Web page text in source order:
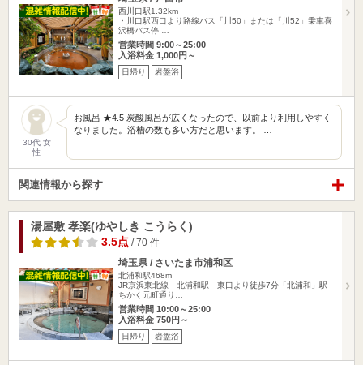
西川口駅1.32km
・川口駅西口より路線バス「川50」または「川52」乗車喜
沢橋バス停 …
営業時間 9:00～25:00
入浴料金 1,000円～
日帰り 岩盤浴
30代 女
性
お風呂 ★4.5 炭酸風呂が広くなったので、以前より利用しやすく
なりました。浴槽の数も多い方だと思います。 …
関連情報から探す
湯屋敷 孝楽(ゆやしき こうらく)
3.5点 / 70 件
埼玉県 / さいたま市浦和区
北浦和駅468m
JR京浜東北線 北浦和駅 東口より徒歩7分「北浦和」駅
ちかく元町通り…
営業時間 10:00～25:00
入浴料金 750円～
日帰り 岩盤浴